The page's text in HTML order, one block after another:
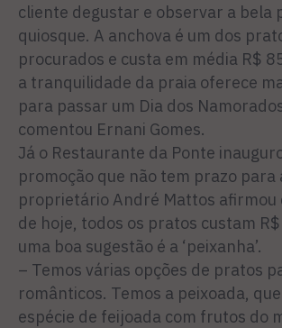
cliente degustar e observar a bela
quiosque. A anchova é um dos
procurados e custa em média R$
a tranquilidade da praia oferece
para passar um Dia dos
comentou Ernani Gomes.
Já o Restaurante da Ponte
promoção que não tem prazo para
proprietário André Mattos afirmou
de hoje, todos os pratos custam
uma boa sugestão é a ‘peixanha’.
– Temos várias opções de pratos
românticos. Temos a peixoada,
espécie de feijoada com frutos do